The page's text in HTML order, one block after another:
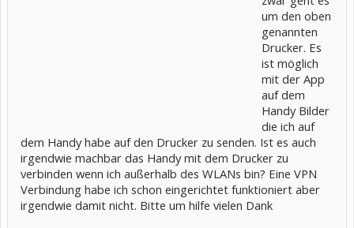
um den oben
genannten
Drucker. Es
ist möglich
mit der App
auf dem
Handy Bilder
die ich auf
dem Handy habe auf den Drucker zu senden. Ist es auch
irgendwie machbar das Handy mit dem Drucker zu
verbinden wenn ich außerhalb des WLANs bin? Eine VPN
Verbindung habe ich schon eingerichtet funktioniert aber
irgendwie damit nicht. Bitte um hilfe vielen Dank